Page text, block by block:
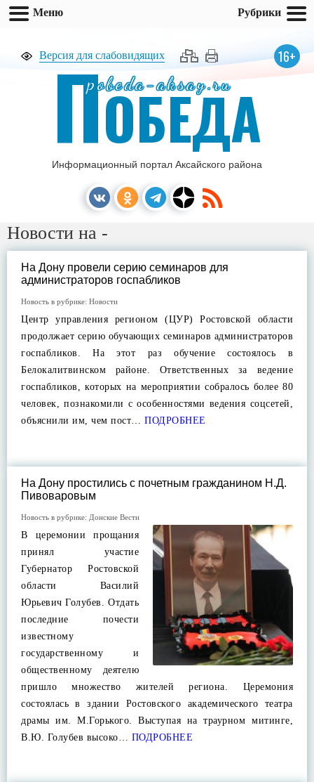
Версия для слабовидящих 16+
pobeda-aksay.ru
ПОБЕДА
Информационный портал Аксайского района
Новости на -
На Дону провели серию семинаров для
администраторов госпабликов
Новость в рубрике: Новости
Центр управления регионом (ЦУР) Ростовской области
продолжает серию обучающих семинаров администраторов
госпабликов. На этот раз обучение состоялось в
Белокалитвинском районе. Ответственных за ведение
госпабликов, которых на мероприятии собралось более 80
человек, познакомили с особенностями ведения соцсетей,
объяснили им, чем пост… ПОДРОБНЕЕ
На Дону простились с почетным гражданином Н.Д.
Пивоваровым
Новость в рубрике: Донские Вести
В церемонии прощания
принял участие
Губернатор Ростовской
области Василий
Юрьевич Голубев. Отдать
последние почести
известному
государственному и
общественному деятелю
пришло множество жителей региона. Церемония
состоялась в здании Ростовского академического театра
драмы им. М.Горького. Выступая на траурном митинге,
В.Ю. Голубев высоко… ПОДРОБНЕЕ
Меню Рубрики